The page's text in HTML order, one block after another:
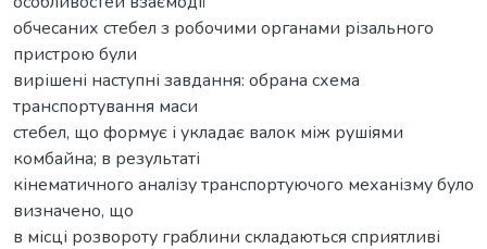
обчесаних стебел з робочими органами різального
пристрою були
вирішені наступні завдання: обрана схема
транспортування маси
стебел, що формує і укладає валок між рушіями
комбайна; в результаті
кінематичного аналізу транспортуючого механізму було
визначено, що
в місці розвороту граблини складаються сприятливі